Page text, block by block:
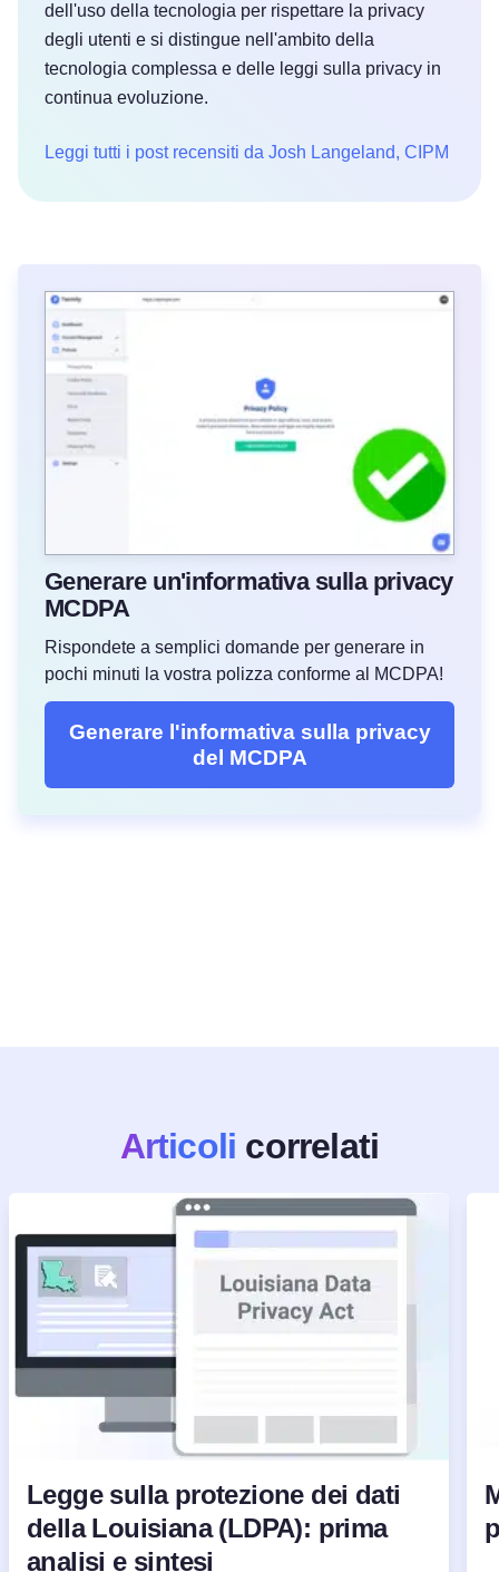
dell'uso della tecnologia per rispettare la privacy
degli utenti e si distingue nell'ambito della
tecnologia complessa e delle leggi sulla privacy in
continua evoluzione.
Leggi tutti i post recensiti da Josh Langeland, CIPM
Generare un'informativa sulla privacy
MCDPA
Rispondete a semplici domande per generare in
pochi minuti la vostra polizza conforme al MCDPA!
Generare l'informativa sulla privacy
del MCDPA
Articoli correlati
Legge sulla protezione dei dati
della Louisiana (LDPA): prima
analisi e sintesi